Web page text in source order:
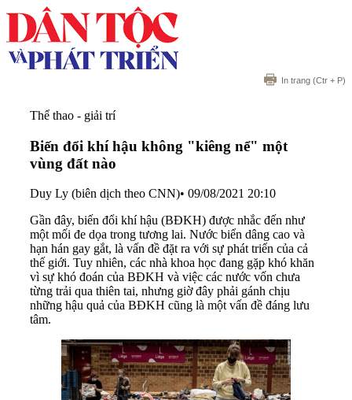
In trang (Ctr + P)
Thể thao - giải trí
Biến đổi khí hậu không "kiêng nể" một
vùng đất nào
Duy Ly (biên dịch theo CNN)• 09/08/2021 20:10
Gần đây, biến đổi khí hậu (BĐKH) được nhắc đến như
một mối đe dọa trong tương lai. Nước biển dâng cao và
hạn hán gay gắt, là vấn đề đặt ra với sự phát triển của cả
thế giới. Tuy nhiên, các nhà khoa học đang gặp khó khăn
vì sự khó đoán của BĐKH và việc các nước vốn chưa
từng trải qua thiên tai, nhưng giờ đây phải gánh chịu
những hậu quả của BĐKH cũng là một vấn đề đáng lưu
tâm.